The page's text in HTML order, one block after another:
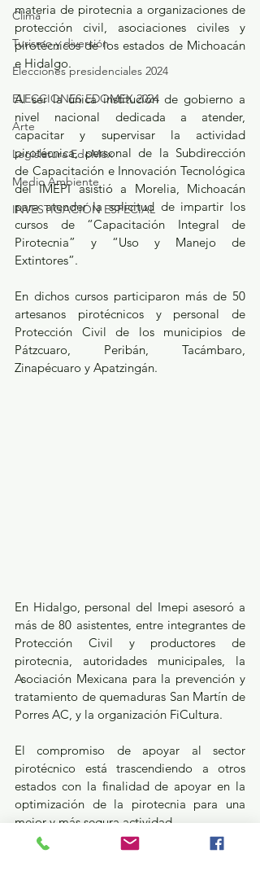
Clima
Turismo y diversión
Elecciones presidenciales 2024
ELECCIONES EDOMEX 2024
Arte
Legislatura EdoMéx
Medio Ambiente
INVESTIGACIÓN ESPECIAL
materia de pirotecnia a organizaciones de
protección civil, asociaciones civiles y
pirotécnicos de los estados de Michoacán
e Hidalgo.
Al ser la única institución de gobierno a
nivel nacional dedicada a atender,
capacitar y supervisar la actividad
pirotécnica, personal de la Subdirección
de Capacitación e Innovación Tecnológica
del IMEPI asistió a Morelia, Michoacán
para atender la solicitud de impartir los
cursos de “Capacitación Integral de
Pirotecnia” y “Uso y Manejo de
Extintores”.
En dichos cursos participaron más de 50
artesanos pirotécnicos y personal de
Protección Civil de los municipios de
Pátzcuaro, Peribán, Tacámbaro,
Zinapécuaro y Apatzingán.
En Hidalgo, personal del Imepi asesoró a
más de 80 asistentes, entre integrantes de
Protección Civil y productores de
pirotecnia, autoridades municipales, la
Asociación Mexicana para la prevención y
tratamiento de quemaduras San Martín de
Porres AC, y la organización FiCultura.
El compromiso de apoyar al sector
pirotécnico está trascendiendo a otros
estados con la finalidad de apoyar en la
optimización de la pirotecnia para una
mejor y más segura actividad.